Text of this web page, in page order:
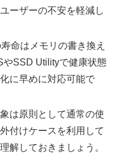
ーザーの不安を軽減し
命はメモリの書き換え
やSSD Utilityで健康状態
に早めに対応可能で
は原則として通常の使
付けケースを利用して
解しておきましょう。